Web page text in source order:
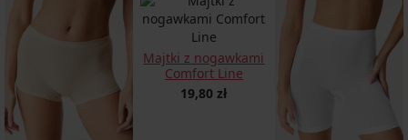
Majtki z nogawkami
Comfort Line
19,80 zł